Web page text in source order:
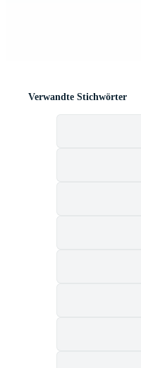
Verwandte Stichwörter